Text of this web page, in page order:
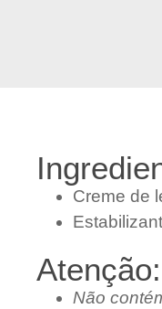
Creme de
Atenção:
Não